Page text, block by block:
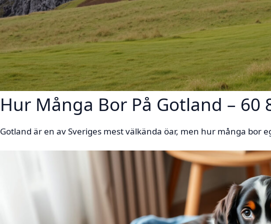
Hur Många Bor På Gotland – 60
Gotland är en av Sveriges mest välkända öar, men hur många bor